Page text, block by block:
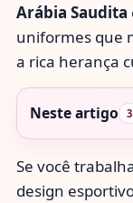
Arábia Saudita
uniformes que
a rica herança
Neste artigo
Se você
design